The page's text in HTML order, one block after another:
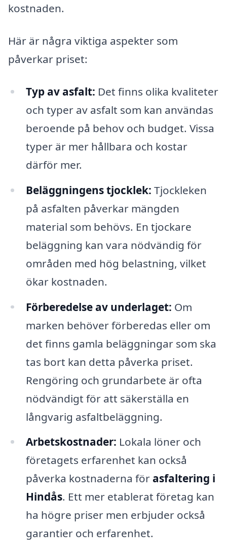
kostnaden.
Här är några viktiga aspekter som
påverkar priset:
Typ av asfalt: Det finns olika kvaliteter
och typer av asfalt som kan användas
beroende på behov och budget. Vissa
typer är mer hållbara och kostar
därför mer.
Beläggningens tjocklek: Tjockleken
på asfalten påverkar mängden
material som behövs. En tjockare
beläggning kan vara nödvändig för
områden med hög belastning, vilket
ökar kostnaden.
Förberedelse av underlaget: Om
marken behöver förberedas eller om
det finns gamla beläggningar som ska
tas bort kan detta påverka priset.
Rengöring och grundarbete är ofta
nödvändigt för att säkerställa en
långvarig asfaltbeläggning.
Arbetskostnader: Lokala löner och
företagets erfarenhet kan också
påverka kostnaderna för asfaltering i
Hindås. Ett mer etablerat företag kan
ha högre priser men erbjuder också
garantier och erfarenhet.